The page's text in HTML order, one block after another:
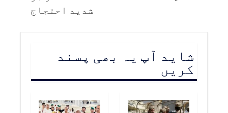
شديد احتجاج
شاید آپ یہ بھی پسند
کریں